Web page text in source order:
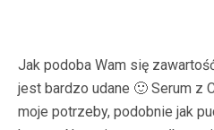
Jak podoba Wam się
jest bardzo udane 🙂 Serum z
moje potrzeby, podobnie jak